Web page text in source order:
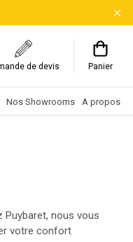
de devis Panier
Nos Showrooms A propos
nous vous
votre confort